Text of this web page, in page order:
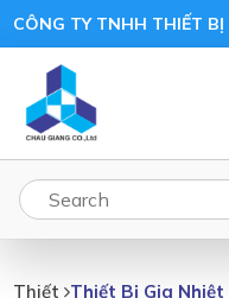
Thiết BịThiết Bị Gia